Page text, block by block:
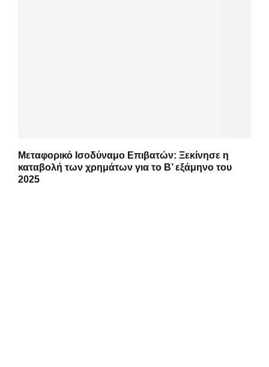
Μεταφορικό Ισοδύναμο Επιβατών: Ξεκίνησε η
καταβολή των χρημάτων για το Β’ εξάμηνο του
2025